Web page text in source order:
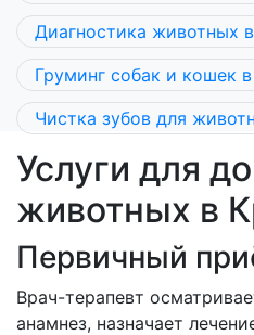
Диагностика животных
Груминг собак и кошек
Чистка зубов для
Услуги для
животных в
Первичный
Врач-терапевт
анамнез, назначает